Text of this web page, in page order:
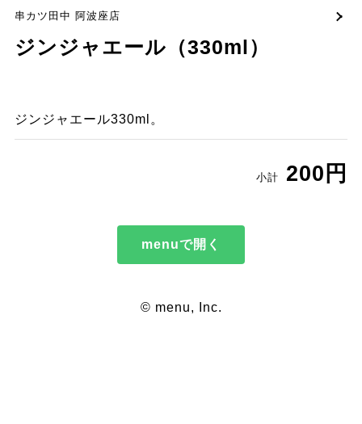
串カツ田中 阿波座店
ジンジャエール（330ml）
ジンジャエール330ml。
小計 200円
menuで開く
© menu, Inc.